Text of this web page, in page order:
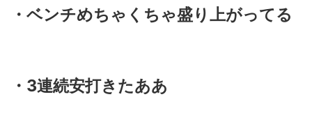
・ベンチめちゃくちゃ盛り上がってる
・3連続安打きたああ